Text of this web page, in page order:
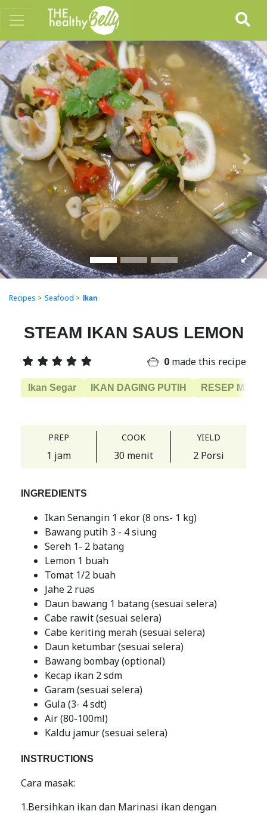
Previous Next
Recipes > Seafood > Ikan
STEAM IKAN SAUS LEMON
0 made this recipe
Ikan Segar IKAN DAGING PUTIH RESEP
PREP
1 jam
COOK
30 menit
YIELD
2 Porsi
INGREDIENTS
Ikan Senangin 1 ekor (8 ons- 1 kg)
Bawang putih 3 - 4 siung
Sereh 1- 2 batang
Lemon 1 buah
Tomat 1/2 buah
Jahe 2 ruas
Daun bawang 1 batang (sesuai selera)
Cabe rawit (sesuai selera)
Cabe keriting merah (sesuai selera)
Daun ketumbar (sesuai selera)
Bawang bombay (optional)
Kecap ikan 2 sdm
Garam (sesuai selera)
Gula (3- 4 sdt)
Air (80-100ml)
Kaldu jamur (sesuai selera)
INSTRUCTIONS
Cara masak:
1.Bersihkan ikan dan Marinasi ikan dengan